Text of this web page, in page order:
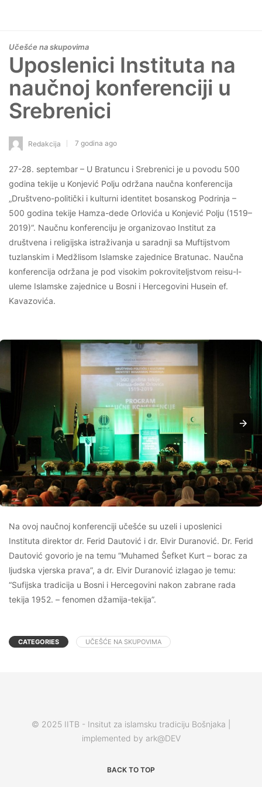
Učešće na skupovima
Uposlenici Instituta na
naučnoj konferenciji u
Srebrenici
Redakcija 7 godina ago
27-28. septembar – U Bratuncu i Srebrenici je u povodu 500
godina tekije u Konjević Polju održana naučna konferencija
„Društveno-politički i kulturni identitet bosanskog Podrinja –
500 godina tekije Hamza-dede Orlovića u Konjević Polju (1519–
2019)“. Naučnu konferenciju je organizovao Institut za
društvena i religijska istraživanja u saradnji sa Muftijstvom
tuzlanskim i Medžlisom Islamske zajednice Bratunac. Naučna
konferencija održana je pod visokim pokroviteljstvom reisu-l-
uleme Islamske zajednice u Bosni i Hercegovini Husein ef.
Kavazovića.
Na ovoj naučnoj konferenciji učešće su uzeli i uposlenici
Instituta direktor dr. Ferid Dautović i dr. Elvir Duranović. Dr. Ferid
Dautović govorio je na temu “Muhamed Šefket Kurt – borac za
ljudska vjerska prava”, a dr. Elvir Duranović izlagao je temu:
“Sufijska tradicija u Bosni i Hercegovini nakon zabrane rada
tekija 1952. – fenomen džamija-tekija”.
CATEGORIES UČEŠĆE NA SKUPOVIMA
© 2025 IITB - Insitut za islamsku tradiciju Bošnjaka |
implemented by ark@DEV
BACK TO TOP